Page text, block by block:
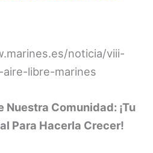
noticia/viii-
libre-marines
Nuestra Comunidad: ¡Tu
Para Hacerla Crecer!